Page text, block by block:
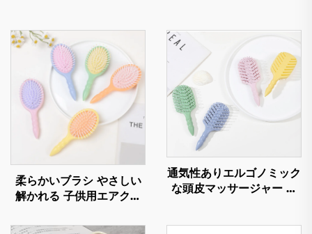
柔らかいブラシ やさしい
解かれる 子供用エアクッ
髪の成長用ヘアプロダクツ
通気性ありエルゴノミック
な頭皮マッサージャー ヘ